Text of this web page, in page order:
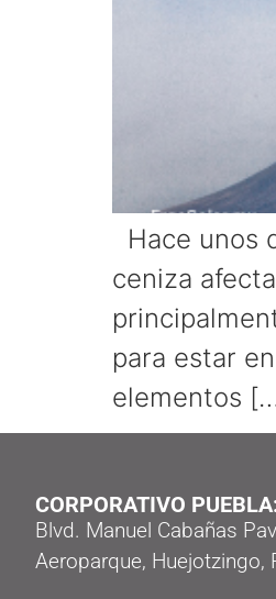
Hace unos
ceniza
para estar
elementos
CORPORATIVO
Blvd. Manuel Cabañas
Aeroparque, Huejotzingo,